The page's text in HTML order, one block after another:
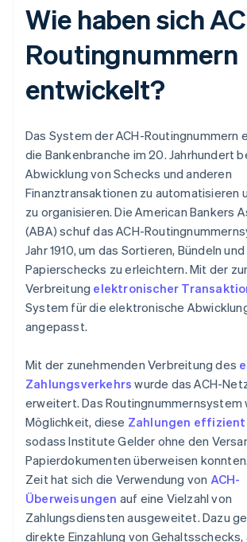
Wie haben sich
Routingnummern
entwickelt?
Das System der ACH-Routingnummern
die Bankenbranche im 20. Jahrhundert
Abwicklung von Schecks und anderen
Finanztransaktionen zu automatisieren
zu organisieren. Die American Bankers
(ABA) schuf das ACH-
Jahr 1910, um das Sortieren, Bündeln
Papierschecks zu erleichtern. Mit der
Verbreitung elektronischer
System für die elektronische
angepasst.
Mit der zunehmenden Verbreitung des
Zahlungsverkehrs wurde das ACH-
erweitert. Das Routingnummernsystem
Möglichkeit, diese Zahlungen
sodass Institute Gelder ohne den
Papierdokumenten überweisen
Zeit hat sich die Verwendung von ACH-
Überweisungen auf eine Vielzahl von
Zahlungsdiensten ausgeweitet. Dazu
direkte Einzahlung von